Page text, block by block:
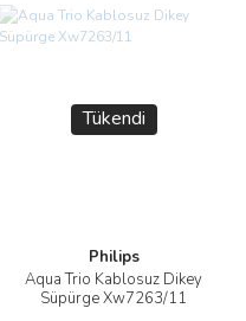
Tükendi
Philips
Aqua Trio Kablosuz Dikey
Süpürge Xw7263/11